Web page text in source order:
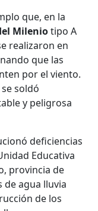
que, en la
Mileniotipo A
realizaron en
que las
por el viento.
soldó
y peligrosa
deficiencias
Educativa
provincia de
de agua lluvia
de los